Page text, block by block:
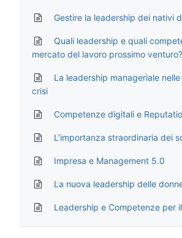
Gestire la leadership dei nativi
Quali leadership e quali
mercato del lavoro prossimo venturo?
La leadership manageriale
crisi
Competenze digitali e
L’importanza straordinaria dei
Impresa e Management 5.0
La nuova leadership delle
Leadership e Competenze per